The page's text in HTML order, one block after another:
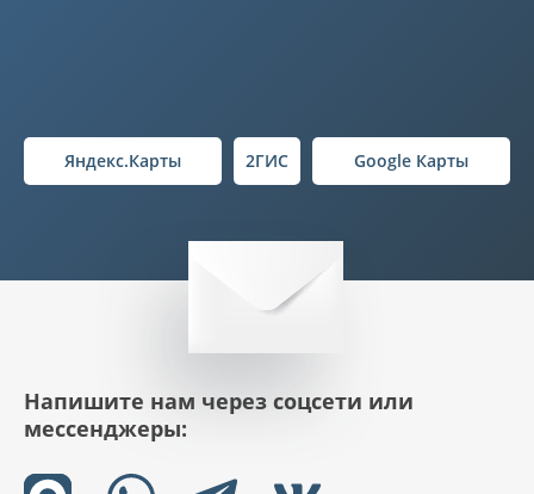
Яндекс.Карты 2ГИС Google Карты
Напишите нам через соцсети или
мессенджеры: